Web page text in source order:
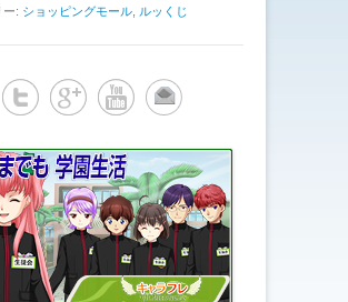
ー: ショッピングモール ルッくじ